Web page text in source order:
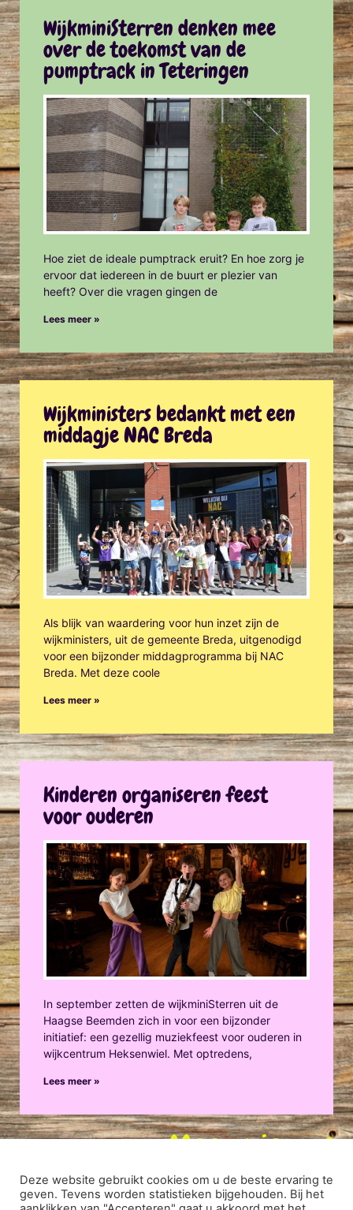
WijkminiSterren denken mee
over de toekomst van de
pumptrack in Teteringen
Hoe ziet de ideale pumptrack eruit? En hoe zorg je
ervoor dat iedereen in de buurt er plezier van
heeft? Over die vragen gingen de
Lees meer »
Wijkministers bedankt met een
middagje NAC Breda
Als blijk van waardering voor hun inzet zijn de
wijkministers, uit de gemeente Breda, uitgenodigd
voor een bijzonder middagprogramma bij NAC
Breda. Met deze coole
Lees meer »
Kinderen organiseren feest
voor ouderen
In september zetten de wijkminiSterren uit de
Haagse Beemden zich in voor een bijzonder
initiatief: een gezellig muziekfeest voor ouderen in
wijkcentrum Heksenwiel. Met optredens,
Lees meer »
Meer nieuws
DISCLAIMER|PRIVACY VERKLARING | ONTWIKKELD DOOR:
Deze website gebruikt cookies om u de beste ervaring te
geven. Tevens worden statistieken bijgehouden. Bij het